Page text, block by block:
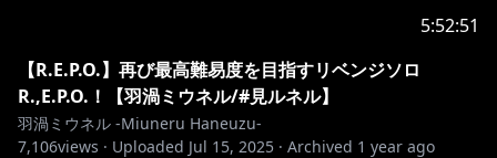
5:52:51
【R.E.P.O.】再び最高難易度を目指すリベンジソロ
R.,E.P.O.！【羽渦ミウネル/#見ルネル】
羽渦ミウネル -Miuneru Haneuzu-
7,106views · Uploaded Jul 15, 2025 · Archived 1 year ago